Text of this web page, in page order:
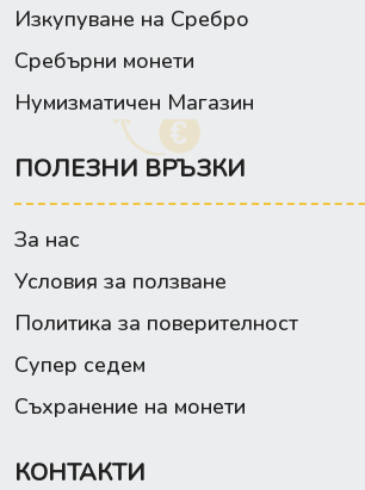
Изкупуване на Сребро
Сребърни монети
Нумизматичен Магазин
ПОЛЕЗНИ ВРЪЗКИ
За нас
Условия за ползване
Политика за поверителност
Супер седем
Съхранение на монети
КОНТАКТИ